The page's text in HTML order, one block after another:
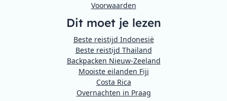
Voorwaarden
Dit moet je lezen
Beste reistijd Indonesië
Beste reistijd Thailand
Backpacken Nieuw-Zeeland
Mooiste eilanden Fiji
Costa Rica
Overnachten in Praag